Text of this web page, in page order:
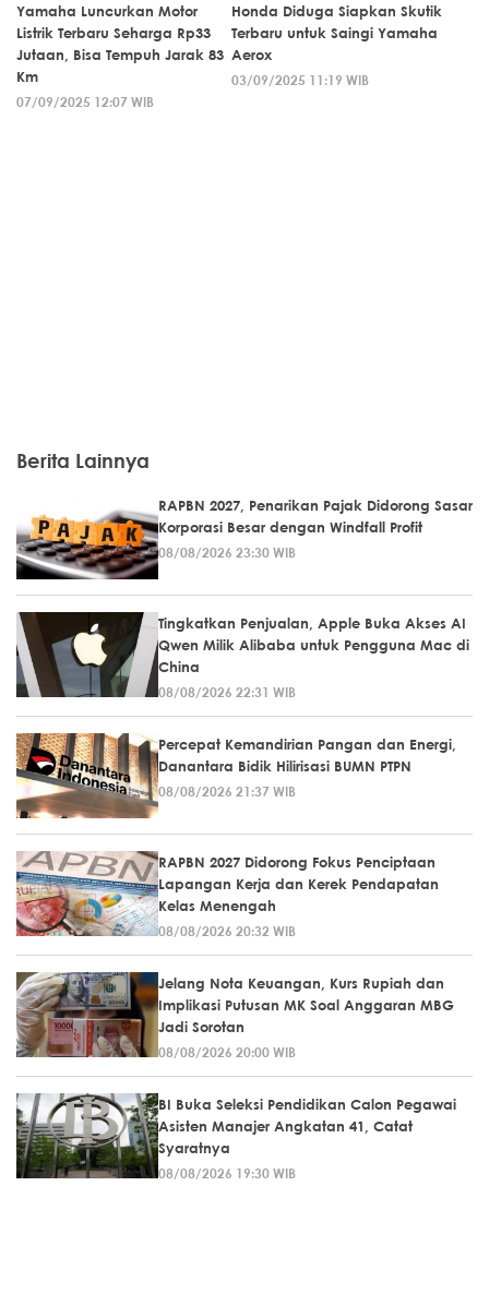
Yamaha Luncurkan Motor
Listrik Terbaru Seharga Rp33
Jutaan, Bisa Tempuh Jarak 83
Km
07/09/2025 12:07 WIB
Honda Diduga Siapkan Skutik
Terbaru untuk Saingi Yamaha
Aerox
03/09/2025 11:19 WIB
Berita Lainnya
RAPBN 2027, Penarikan Pajak Didorong Sasar
Korporasi Besar dengan Windfall Profit
08/08/2026 23:30 WIB
Tingkatkan Penjualan, Apple Buka Akses AI
Qwen Milik Alibaba untuk Pengguna Mac di
China
08/08/2026 22:31 WIB
Percepat Kemandirian Pangan dan Energi,
Danantara Bidik Hilirisasi BUMN PTPN
08/08/2026 21:37 WIB
RAPBN 2027 Didorong Fokus Penciptaan
Lapangan Kerja dan Kerek Pendapatan
Kelas Menengah
08/08/2026 20:32 WIB
Jelang Nota Keuangan, Kurs Rupiah dan
Implikasi Putusan MK Soal Anggaran MBG
Jadi Sorotan
08/08/2026 20:00 WIB
BI Buka Seleksi Pendidikan Calon Pegawai
Asisten Manajer Angkatan 41, Catat
Syaratnya
08/08/2026 19:30 WIB